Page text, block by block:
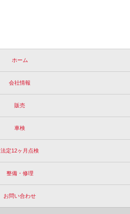
ホーム
会社情報
販売
車検
法定12ヶ月点検
整備・修理
お問い合わせ